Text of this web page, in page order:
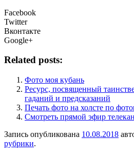
Facebook
Twitter
Вконтакте
Google+
Related posts:
Фото моя кубань
Ресурс, посвященный
гаданий и предсказаний
Печать фото на холсте по
Смотреть прямой эфир
Запись опубликована 10.08.2018
рубрики.